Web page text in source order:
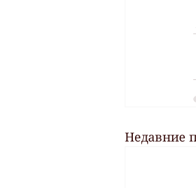
Недавние